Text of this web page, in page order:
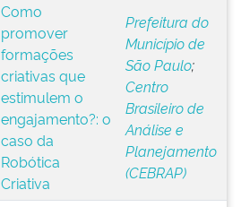
Como
promover
formações
criativas que
estimulem o
engajamento?: o
caso da
Robótica
Criativa
Prefeitura do
Município de
São Paulo;
Centro
Brasileiro de
Análise e
Planejamento
(CEBRAP)